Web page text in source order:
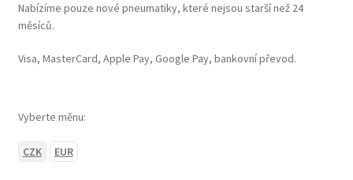
Nabízíme pouze nové pneumatiky, které nejsou starší než 24
měsíců.
Visa, MasterCard, Apple Pay, Google Pay, bankovní převod.
Vyberte měnu:
CZK EUR